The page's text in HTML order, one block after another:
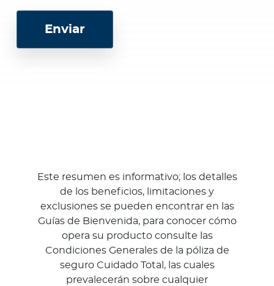
Este resumen es informativo; los detalles
de los beneficios, limitaciones y
exclusiones se pueden encontrar en las
Guías de Bienvenida, para conocer cómo
opera su producto consulte las
Condiciones Generales de la póliza de
seguro Cuidado Total, las cuales
prevalecerán sobre cualquier